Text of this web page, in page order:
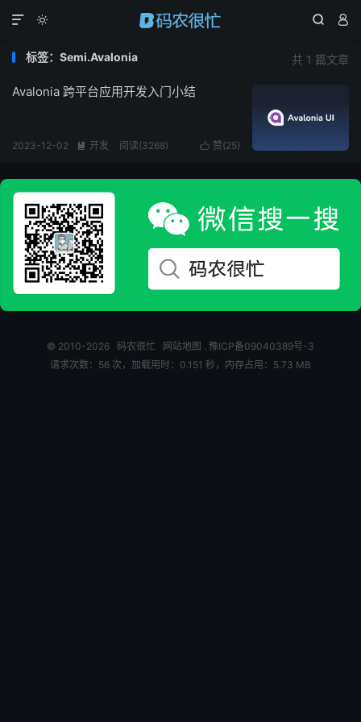
  

共 1 篇文章
标签：Semi.Avalonia
Avalonia 跨平台应用开发入门小结
 赞(25)
2023-12-02  开发 阅读(3268)
© 2010-2026 码农很忙 网站地图 . 豫ICP备09040389号-3
请求次数：56 次，加载用时：0.151 秒，内存占用：5.73 MB